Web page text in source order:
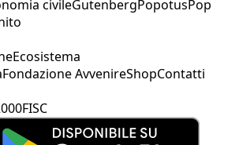
civileGutenbergPopotusPop
Ecosistema
Fondazione AvvenireShopContatti
FISC